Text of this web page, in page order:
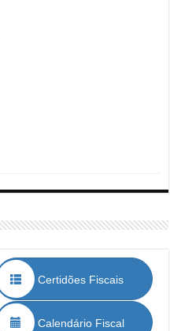
Certidões Fiscais
Calendário Fiscal